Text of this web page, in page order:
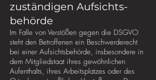
zuständigen Aufsichts­
behörde
Im Falle von Verstößen gegen die DSGVO
steht den Betroffenen ein Beschwerderecht
bei einer Aufsichtsbehörde, insbesondere in
dem Mitgliedstaat ihres gewöhnlichen
Aufenthalts, ihres Arbeitsplatzes oder des